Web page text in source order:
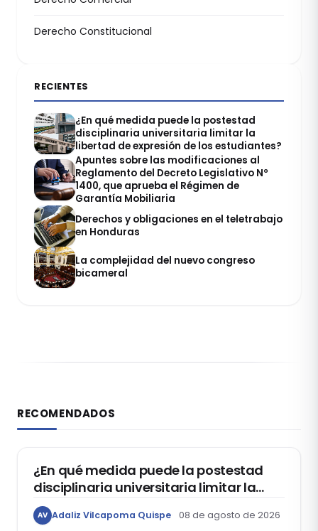
Derecho Constitucional
RECIENTES
¿En qué medida puede la postestad
disciplinaria universitaria limitar la
libertad de expresión de los estudiantes?
Apuntes sobre las modificaciones al
Reglamento del Decreto Legislativo Nº
1400, que aprueba el Régimen de
Garantía Mobiliaria
Derechos y obligaciones en el teletrabajo
en Honduras
La complejidad del nuevo congreso
bicameral
RECOMENDADOS
DERECHO CONSTITUCIONAL
¿En qué medida puede la postestad
disciplinaria universitaria limitar la
libertad de expresión de los
estudiantes?
AV Adaliz Vilcapoma Quispe 08 de agosto de 2026